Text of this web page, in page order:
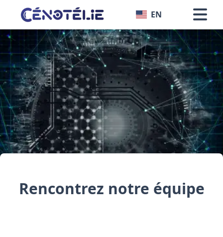
EN
Rencontrez notre équipe